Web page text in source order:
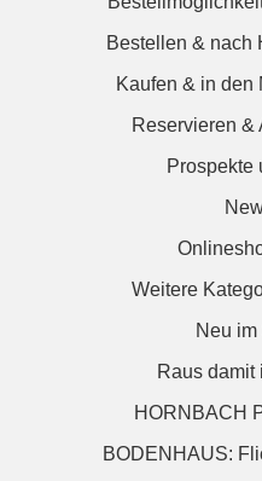
Bestellen & nach
Kaufen & in den
Reservieren &
Prospekte
Weitere
Neu
Raus damit
HORNBACH
BODENHAUS: